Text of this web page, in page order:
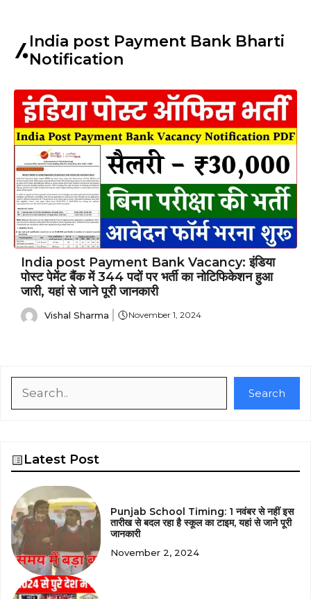
India post Payment Bank Bharti
Notification
India post Payment Bank Vacancy: इंडिया
पोस्ट पेमेंट बैंक में 344 पदों पर भर्ती का नोटिफिकेशन हुआ
जारी, यहां से जाने पूरी जानकारी
Vishal Sharma November 1, 2024
Search
Latest Post
Punjab School Timing: 1 नवंबर से नहीं इस
तारीख से बदल रहा है स्कूल का टाइम, यहां से जाने पूरी
जानकारी
November 2, 2024